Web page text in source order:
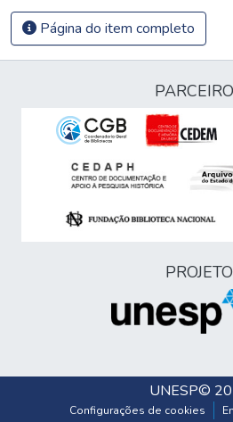
Página do item completo
PROJETO
UNESP©
Configurações de cookies